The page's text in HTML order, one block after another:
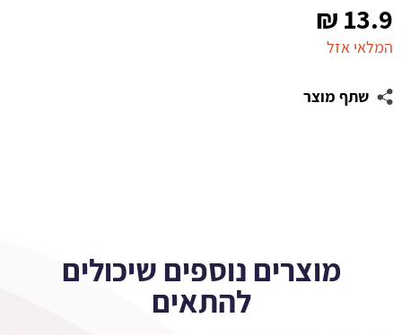
13.9
₪
המלאי אזל
שתף מוצר
מוצרים נוספים שיכולים
להתאים